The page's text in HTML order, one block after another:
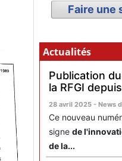
Faire une
Actualités
Publication
la RFGI
28 avril 2025 - News
Ce nouveau
signe de
de la...